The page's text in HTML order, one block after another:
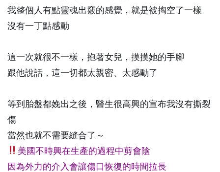
我整個人有點靈魂出竅的感覺，就是被掏空了一樣
沒有一丁點感動
這一次就很不一樣，抱著女兒，摸摸她的手腳
跟他說話，這一切都太親密、太感動了
等到胎盤都娩出之後，醫生很高興的宣布我沒有撕裂
傷
當然也就不需要縫合了～
美國不時興在生產的過程中剪會陰
因為外力的介入會讓傷口恢復的時間拉長